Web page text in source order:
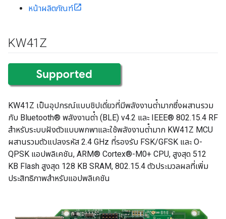
หน้าผลิตภัณฑ์
KW41Z
KW41Z เป็นอุปกรณ์แบบชิปเดี่ยวที่มีพลังงานต่ํามากซึ่งผสานรวม
กับ Bluetooth® พลังงานต่ํา (BLE) v4.2 และ IEEE® 802.15.4 RF
สําหรับระบบฝังตัวแบบพกพาและใช้พลังงานต่ํามาก KW41Z MCU
ผสานรวมตัวแปลงรหัส 2.4 GHz ที่รองรับ FSK/GFSK และ O-
QPSK แอปพลิเคชัน, ARM® Cortex®-M0+ CPU, สูงสุด 512
KB Flash สูงสุด 128 KB SRAM, 802.15.4 ตัวประมวลผลที่เพิ่ม
ประสิทธิภาพสําหรับแอปพลิเคชัน